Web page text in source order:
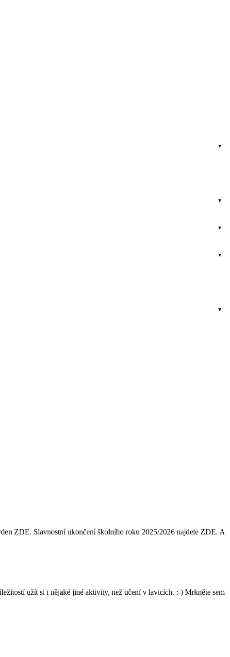
ZDE. Slavnostní ukončení školního roku 2025/2026 najdete ZDE. A
užít si i nějaké jiné aktivity, než učení v lavicích. :-) Mrkněte sem